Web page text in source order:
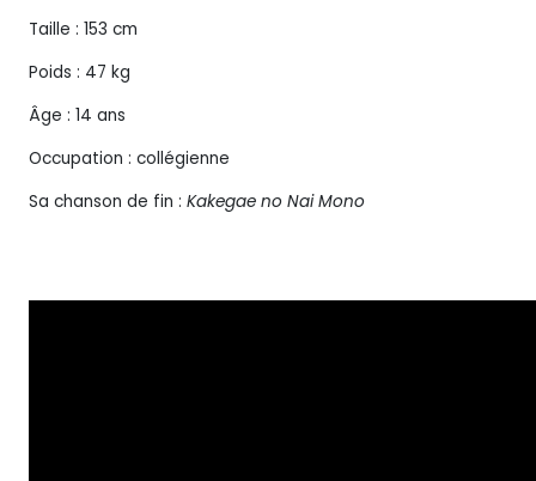
Taille : 153 cm
Poids : 47 kg
Âge : 14 ans
Occupation : collégienne
Sa chanson de fin : Kakegae no Nai Mono